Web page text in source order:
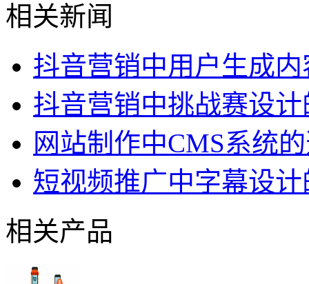
相关新闻
抖音营销中用户生成
抖音营销中挑战赛设
网站制作中CMS系统
短视频推广中字幕设
相关产品